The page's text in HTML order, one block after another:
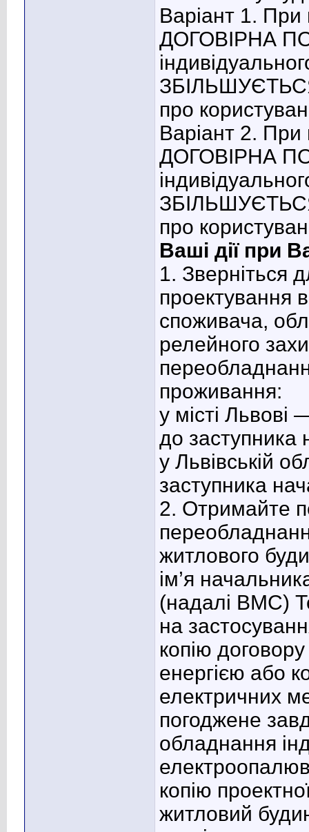
Варіант 1. При
ДОГОВІРНА
ЗБІЛЬШУЄТЬСЯ
про
Варіант 2. При
ДОГОВІРНА
ЗБІЛЬШУЄТЬСЯ
про
Ваші дії при
1. Зверніться
проектування
споживача,
релейного
проживання:
у місті Львові
до
у Львівській
заступника
2. Отримайте
житлового
ім’я
(надалі ВМС)
на
копію
енергією або
електричних
погоджене
обладнання
копію
житловий